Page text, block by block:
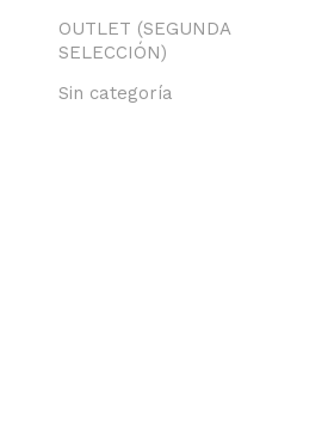
OUTLET (SEGUNDA
SELECCIÓN)
Sin categoría